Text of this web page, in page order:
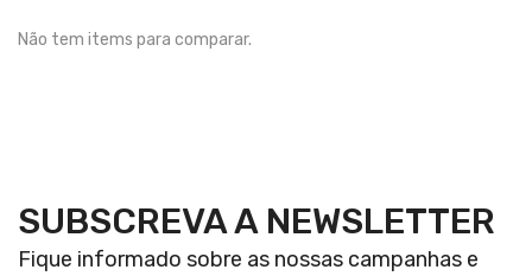
Não tem items para comparar.
SUBSCREVA A NEWSLETTER
Fique informado sobre as nossas campanhas e